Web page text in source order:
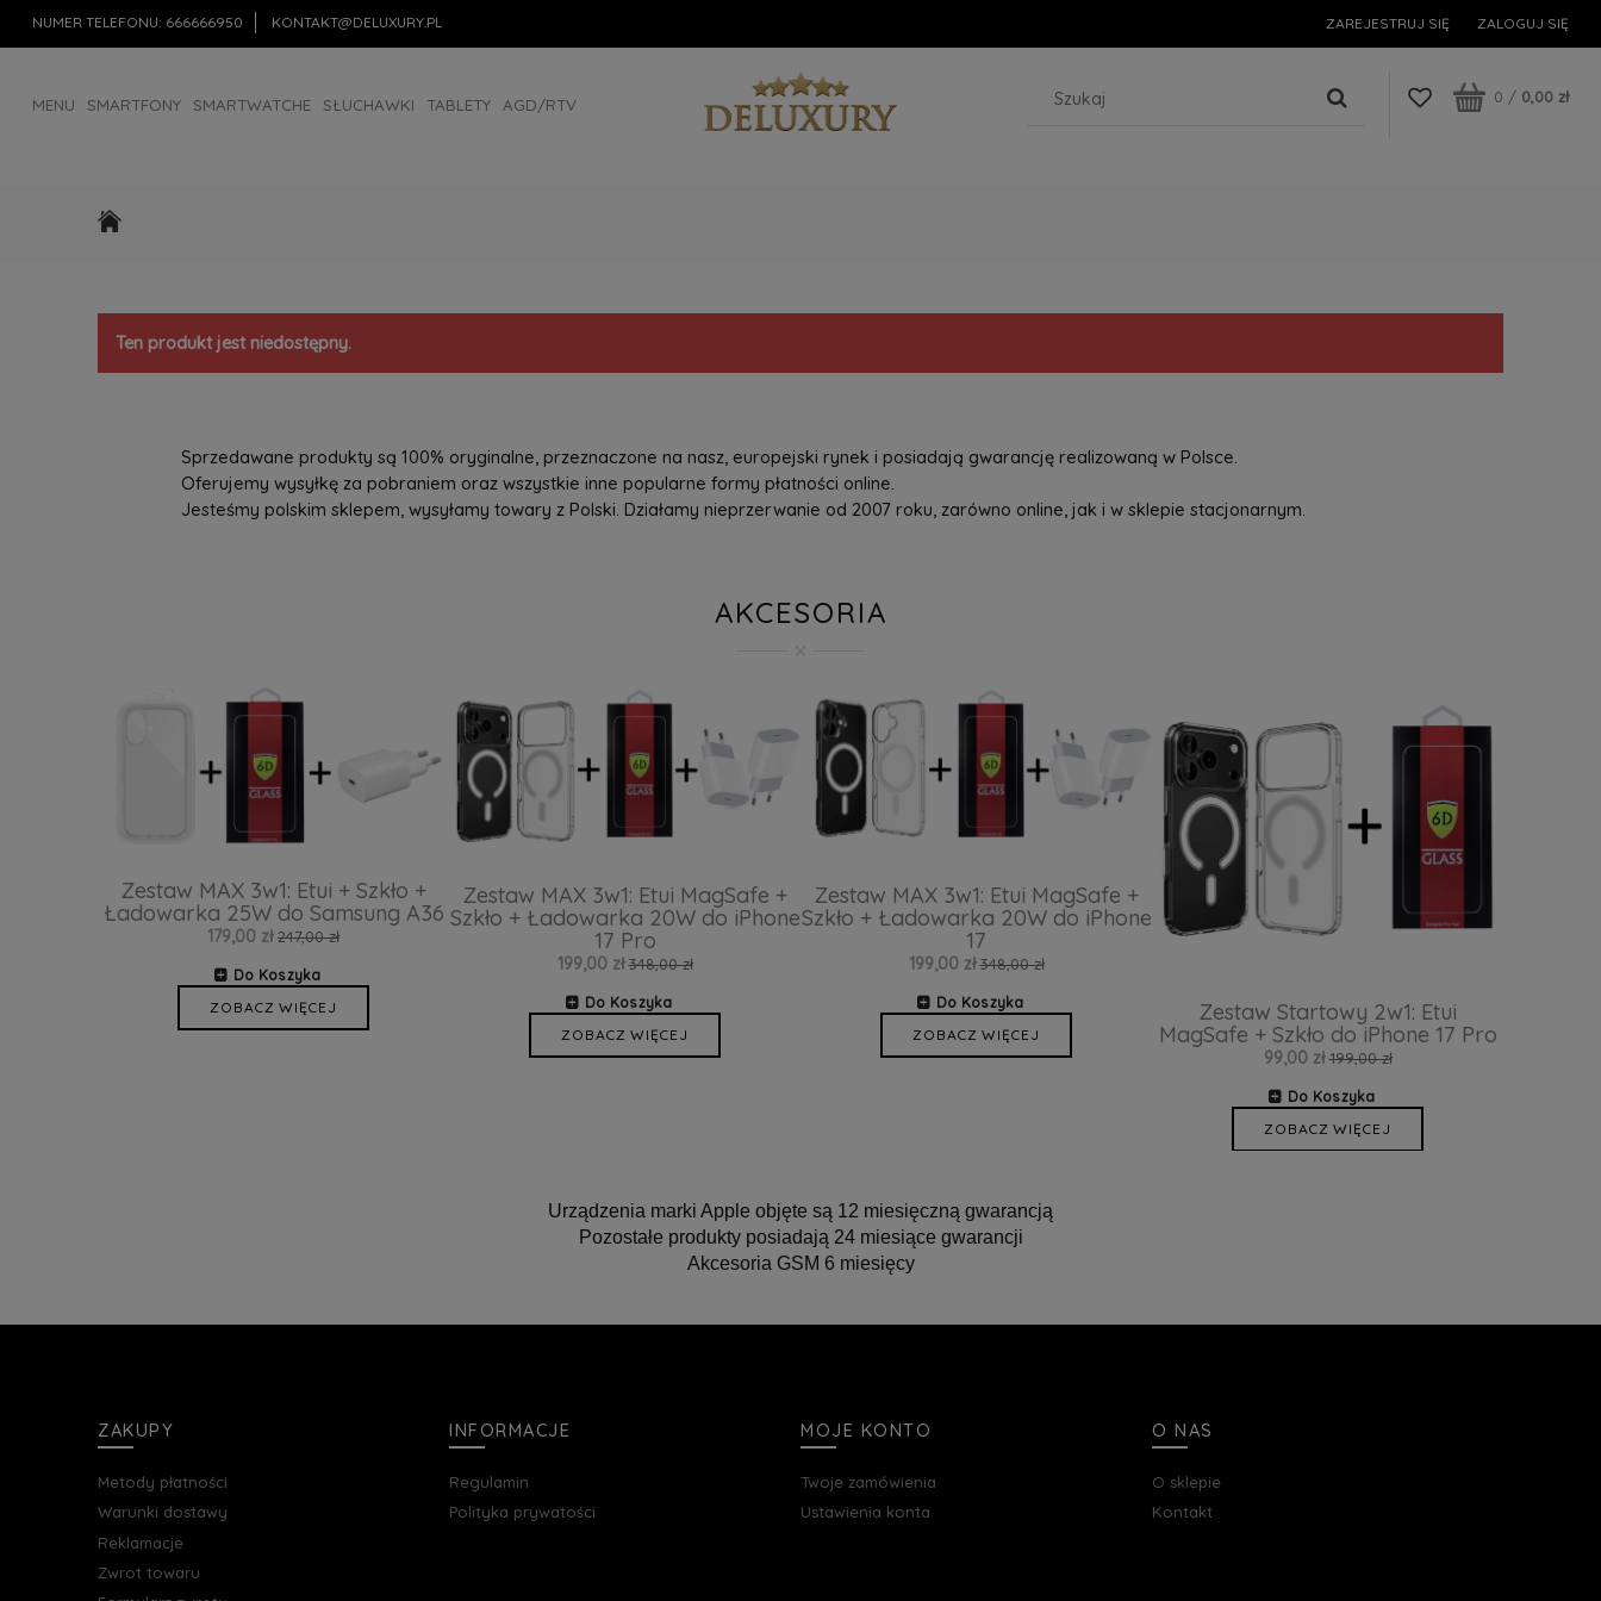
NUMER TELEFONU: 666666950 KONTAKT@DELUXURY.PL ZAREJESTRUJ SIĘ ZALOGUJ SIĘ
MENU SMARTFONY SMARTWATCHE SŁUCHAWKI TABLETY AGD/RTV 0 / 0,00 zł
Ten produkt jest niedostępny.
Sprzedawane produkty są 100% oryginalne, przeznaczone na nasz, europejski rynek i posiadają gwarancję realizowaną w Polsce.
Oferujemy wysyłkę za pobraniem oraz wszystkie inne popularne formy płatności online.
Jesteśmy polskim sklepem, wysyłamy towary z Polski. Działamy nieprzerwanie od 2007 roku, zarówno online, jak i w sklepie stacjonarnym.
AKCESORIA
Zestaw MAX 3w1: Etui + Szkło +
Ładowarka 25W do Samsung A36
179,00 zł 247,00 zł
Do Koszyka
ZOBACZ WIĘCEJ
Zestaw MAX 3w1: Etui MagSafe +
Szkło + Ładowarka 20W do iPhone
17 Pro
199,00 zł 348,00 zł
Do Koszyka
ZOBACZ WIĘCEJ
Zestaw MAX 3w1: Etui MagSafe +
Szkło + Ładowarka 20W do iPhone
17
199,00 zł 348,00 zł
Do Koszyka
ZOBACZ WIĘCEJ
Zestaw Startowy 2w1: Etui
MagSafe + Szkło do iPhone 17 Pro
99,00 zł 199,00 zł
Do Koszyka
ZOBACZ WIĘCEJ
Urządzenia marki Apple objęte są 12 miesięczną gwarancją
Pozostałe produkty posiadają 24 miesiące gwarancji
Akcesoria GSM 6 miesięcy
ZAKUPY
Metody płatności
Warunki dostawy
Reklamacje
Zwrot towaru
INFORMACJE
Regulamin
Polityka prywatości
MOJE KONTO
Twoje zamówienia
Ustawienia konta
O NAS
O sklepie
Kontakt